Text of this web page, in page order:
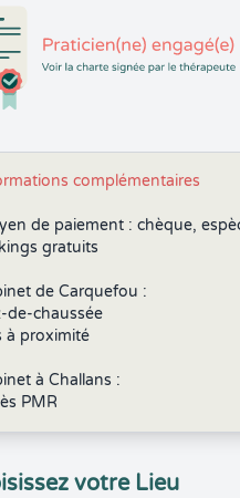
complémentaires
de paiement : chèque,
gratuits
de Carquefou :
de-chaussée
à proximité
à Challans :
PMR
votre Lieu